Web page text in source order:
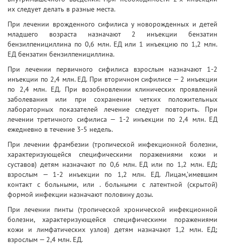
их следует делать в разные места.
При лечении врожденного сифилиса у новорожденных и детей
младшего возраста назначают 2 инъекции бензатин
бензилпенициллина по 0,6 млн. ЕД или 1 инъекцию по 1,2 млн.
ЕД бензатин бензилпенициллина.
При лечении первичного сифилиса взрослым назначают 1-2
инъекции по 2,4 млн. ЕД. При вторичном сифилисе — 2 инъекции
по 2,4 млн. ЕД. При возобновлении клинических проявлений
заболевания или при сохранении четких положительных
лабораторных показателей лечение следует повторить. При
лечении третичного сифилиса — 1-2 инъекции по 2,4 млн. ЕД
ежедневно в течение 3-5 недель.
При лечении фрамбезии (тропической инфекционной болезни,
характеризующейся специфическими поражениями кожи и
суставов) детям назначают по 0,6 млн. ЕД или по 1,2 млн. ЕД;
взрослым — 1-2 инъекции по 1,2 млн. ЕД. Лицам,’имевшим
контакт с больными, или . больными с латентной (скрытой)
формой инфекции назначают половину дозы.
При лечении пинты (тропической хронической инфекционной
болезни, характеризующейся специфическими поражениями
кожи и лимфатических узлов) детям назначают 1,2 млн. ЕД;
взрослым — 2,4 млн. ЕД.